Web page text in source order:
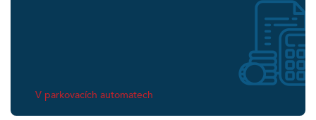
V parkovacích automatech